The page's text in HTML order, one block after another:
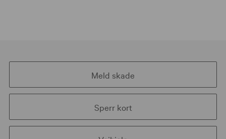
Meld skade
Sperr kort